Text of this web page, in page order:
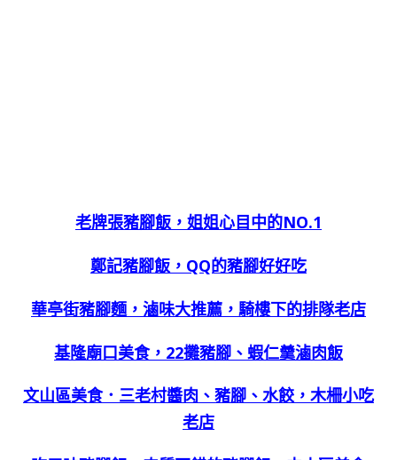
老牌張豬腳飯，姐姐心目中的NO.1
鄭記豬腳飯，QQ的豬腳好好吃
華亭街豬腳麵，滷味大推薦，騎樓下的排隊老店
基隆廟口美食，22攤豬腳、蝦仁羹滷肉飯
文山區美食．三老村醬肉、豬腳、水餃，木柵小吃
老店